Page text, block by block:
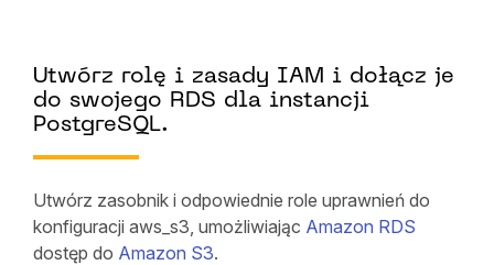
Utwórz rolę i zasady IAM i dołącz je
do swojego RDS dla instancji
PostgreSQL.
Utwórz zasobnik i odpowiednie role uprawnień do
konfiguracji aws_s3, umożliwiając Amazon RDS
dostęp do Amazon S3.